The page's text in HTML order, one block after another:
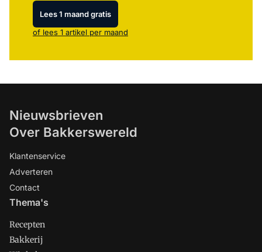
Lees 1 maand gratis
of lees 1 artikel per maand
Nieuwsbrieven
Over Bakkerswereld
Klantenservice
Adverteren
Contact
Thema's
Recepten
Bakkerij